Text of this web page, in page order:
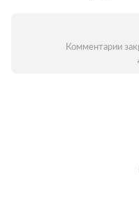
Комментарии